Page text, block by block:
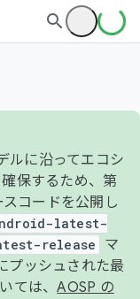
ルに沿ってエコシ
保するため、第
コードを公開し
latest-
release
マ
プッシュされた最
ては、AOSP の